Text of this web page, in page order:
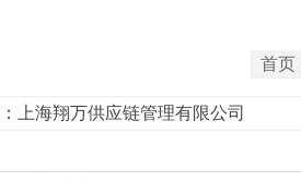
首页
上海翔万供应链管理有限公司